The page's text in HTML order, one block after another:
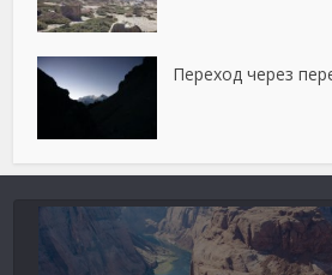
Переход через